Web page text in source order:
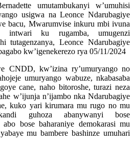
umutambukanyi w’umuhisi
usigwa na Leonce Ndarubagiye
bacu, Mwarumvise inkuru mbi ivuna
intwari ku rugamba, umugenzi
tutagenzanya, Leonce Ndarubagiye
kw’igenekerezo rya 05/11/2024
CNDD, kw’izina ry’umuryango no
umuryango wabuze, nkabasaba
cane, naho bitoroshe, turazi neza
w’ijunja n’ijambo nka Ndarubagiye
kuko yari kirumara mu rugo no mu
guhoza abanywanyi bose
bose baharaniye demokarasi mu
mu bambere bashinze umuhari